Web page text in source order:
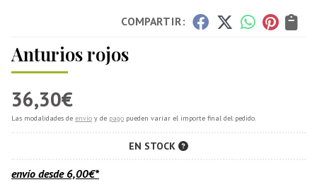
COMPARTIR:
Anturios rojos
36,30€
Las modalidades de envío y de pago pueden variar el importe final del pedido.
EN STOCK
envío desde 6,00€*